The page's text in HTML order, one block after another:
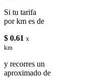
Si tu tarifa
por km es de
$ 0.61 x
km
y recorres un
aproximado de